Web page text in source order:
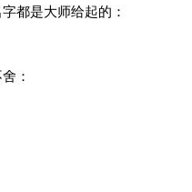
都是大师给起的：
：